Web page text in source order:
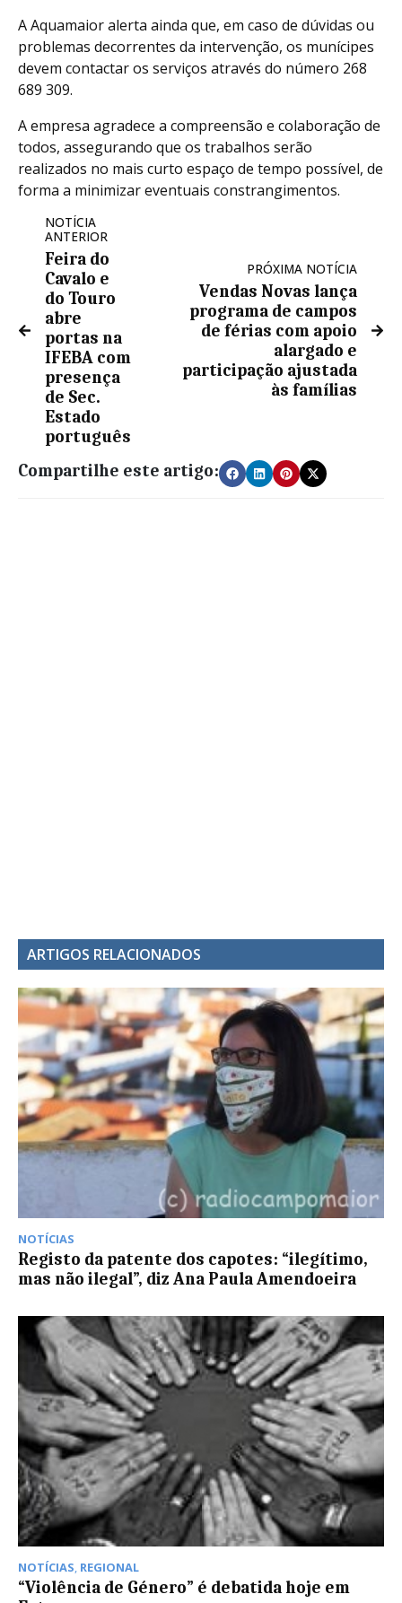
A Aquamaior alerta ainda que, em caso de dúvidas ou
problemas decorrentes da intervenção, os munícipes
devem contactar os serviços através do número 268
689 309.
A empresa agradece a compreensão e colaboração de
todos, assegurando que os trabalhos serão
realizados no mais curto espaço de tempo possível, de
forma a minimizar eventuais constrangimentos.
NOTÍCIA
ANTERIOR
Feira do
Cavalo e
do Touro
abre
portas na
IFEBA com
presença
de Sec.
Estado
português
PRÓXIMA NOTÍCIA
Vendas Novas lança
programa de campos
de férias com apoio
alargado e
participação ajustada
às famílias
Compartilhe este artigo:
ARTIGOS RELACIONADOS
NOTÍCIAS
Registo da patente dos capotes: “ilegítimo,
mas não ilegal”, diz Ana Paula Amendoeira
NOTÍCIAS, REGIONAL
“Violência de Género” é debatida hoje em